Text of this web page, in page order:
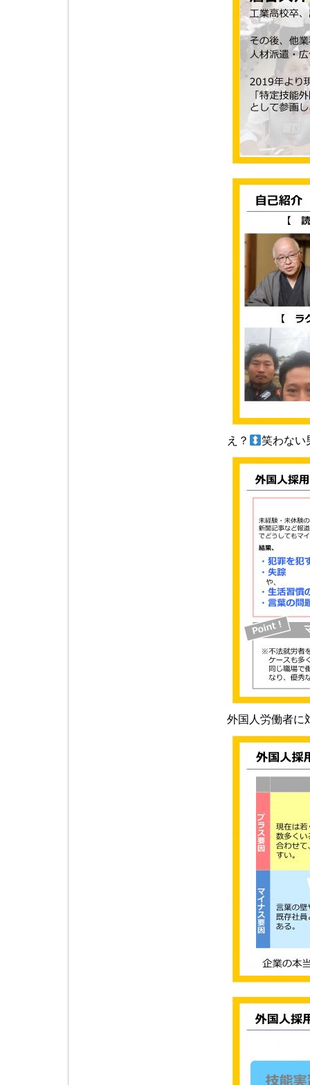
え？ 笑わない
外国人労働者に